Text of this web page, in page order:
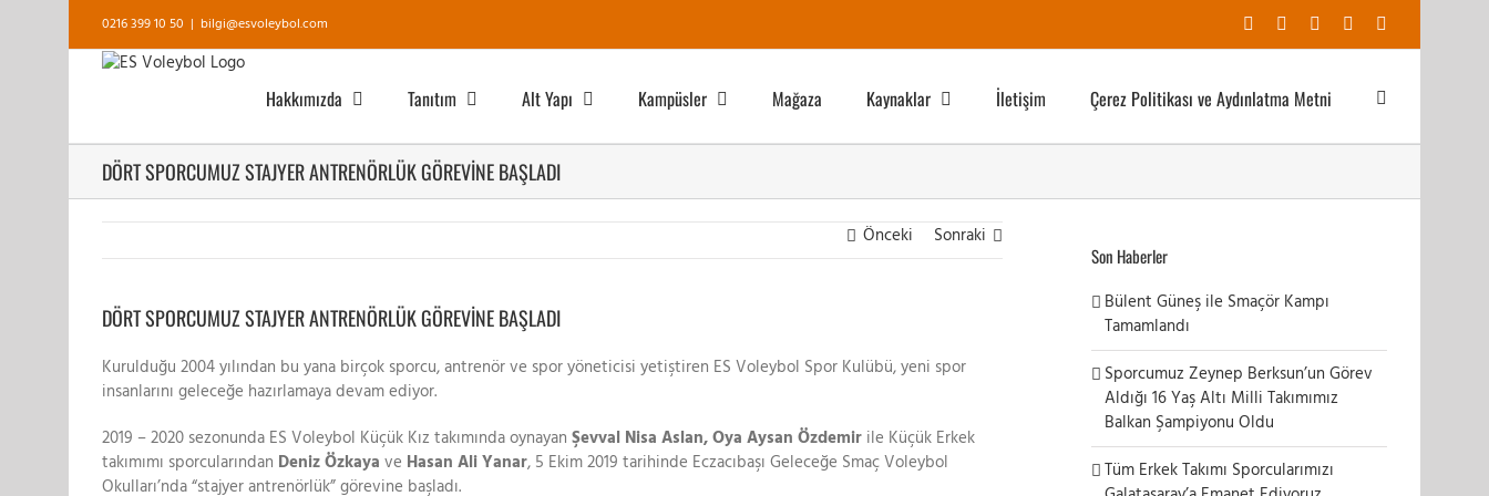
0216 399 10 50 | bilgi@esvoleybol.com Facebook YouTubeInstagram
Hakkımızda Tanıtım Alt Yapı Kampüsler Mağaza Kaynaklar İletişim Çerez Politikası ve Aydınlatma Metni
DÖRT SPORCUMUZ STAJYER ANTRENÖRLÜK GÖREVİNE BAŞLADI
Önceki
Sonraki
Larger
Image
DÖRT SPORCUMUZ STAJYER ANTRENÖRLÜK GÖREVİNE BAŞLADI
Kurulduğu 2004 yılından bu yana birçok sporcu, antrenör ve spor yöneticisi yetiştiren ES Voleybol Spor Kulübü, yeni spor
insanlarını geleceğe hazırlamaya devam ediyor.
2019 – 2020 sezonunda ES Voleybol Küçük Kız takımında oynayan Şevval Nisa Aslan, Oya Aysan Özdemir ile Küçük Erkek
takımımı sporcularından Deniz Özkaya ve Hasan Ali Yanar, 5 Ekim 2019 tarihinde Eczacıbaşı Geleceğe Smaç Voleybol
Okulları’nda “stajyer antrenörlük” görevine başladı.
Son Haberler
Bülent Güneş ile Smaçör Kampı
Tamamlandı
Sporcumuz Zeynep Berksun’un Görev
Aldığı 16 Yaş Altı Milli Takımımız
Balkan Şampiyonu Oldu
Tüm Erkek Takımı Sporcularımızı